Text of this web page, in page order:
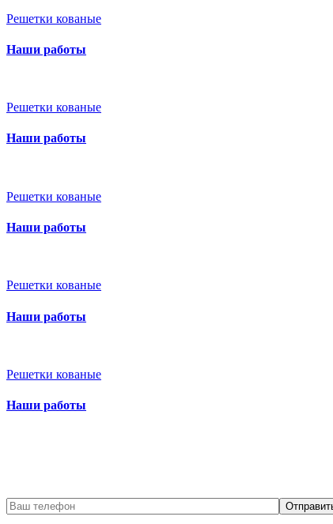
Решетки кованые
Наши работы
Решетки кованые
Наши работы
Решетки кованые
Наши работы
Решетки кованые
Наши работы
Решетки кованые
Наши работы